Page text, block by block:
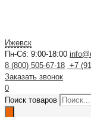
Ижевск
Пн-Сб: 9:00-18:00
8 (800) 505-67-18 +7
Заказать звонок
0
Поиск товаров